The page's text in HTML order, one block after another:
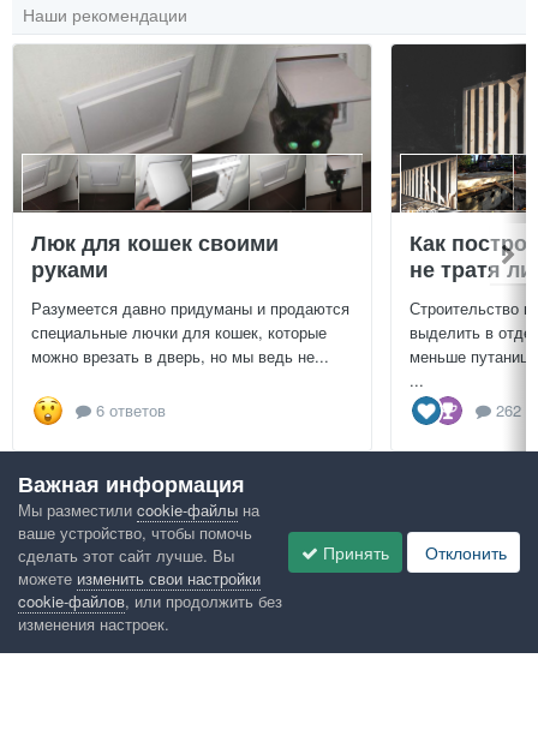
Наши рекомендации
Люк для кошек своими
руками
Разумеется давно придуманы и продаются
специальные лючки для кошек, которые
можно врезать в дверь, но мы ведь не...
6 ответов
Как
не тратя
Строительство
выделить в
меньше
...
262
Посмотреть всё
Google рекомендует
Важная информация
Мы разместили cookie-файлы на
ваше устройство, чтобы помочь
сделать этот сайт лучше. Вы
можете изменить свои настройки
cookie-файлов, или продолжить без
изменения настроек.
Принять Отклонить